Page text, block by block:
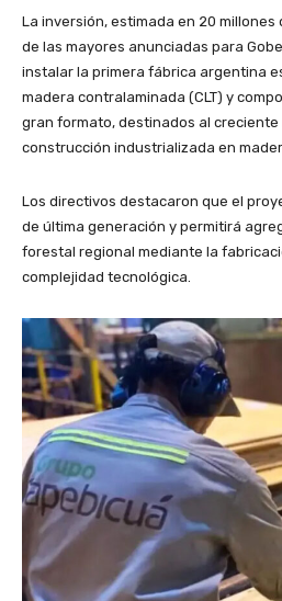
La inversión, estimada en 20
de las mayores anunciadas para
instalar la primera fábrica argentina
madera contralaminada (CLT) y
gran formato, destinados al creciente
construcción industrializada en
Los directivos destacaron que el
de última generación y permitirá
forestal regional mediante la
complejidad tecnológica.